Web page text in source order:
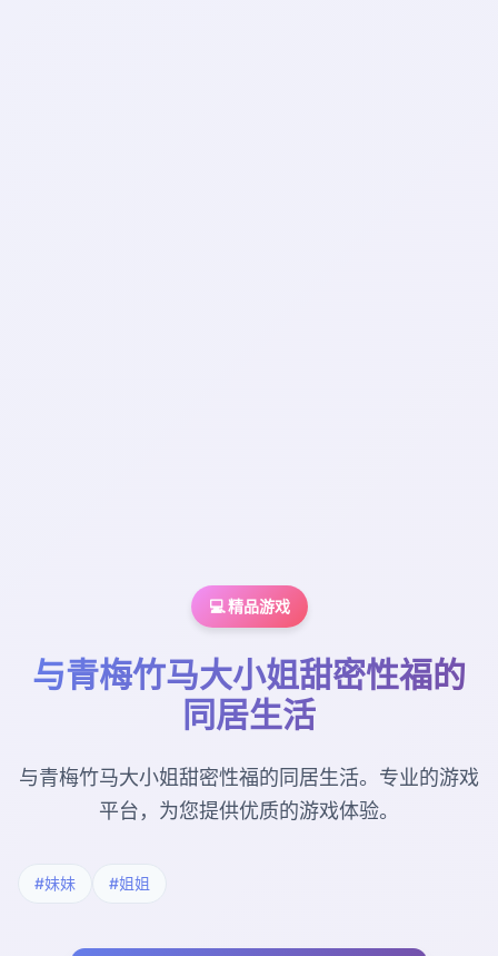
💻 精品游戏
与青梅竹马大小姐甜密性福的
同居生活
与青梅竹马大小姐甜密性福的同居生活。专业的游戏
平台，为您提供优质的游戏体验。
#妹妹 #姐姐